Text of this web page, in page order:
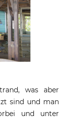
was aber
sind und man
und unter